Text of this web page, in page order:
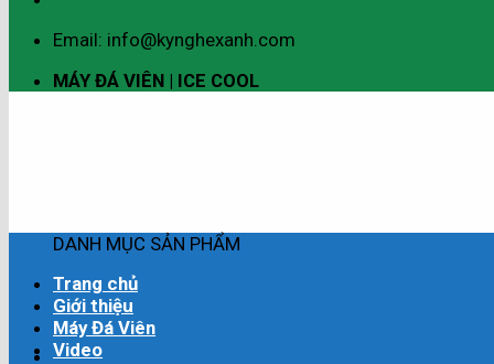
Email: info@kynghexanh.com
MÁY ĐÁ VIÊN | ICE COOL
DANH MỤC SẢN PHẨM
Trang chủ
Giới thiệu
Máy Đá Viên
Video